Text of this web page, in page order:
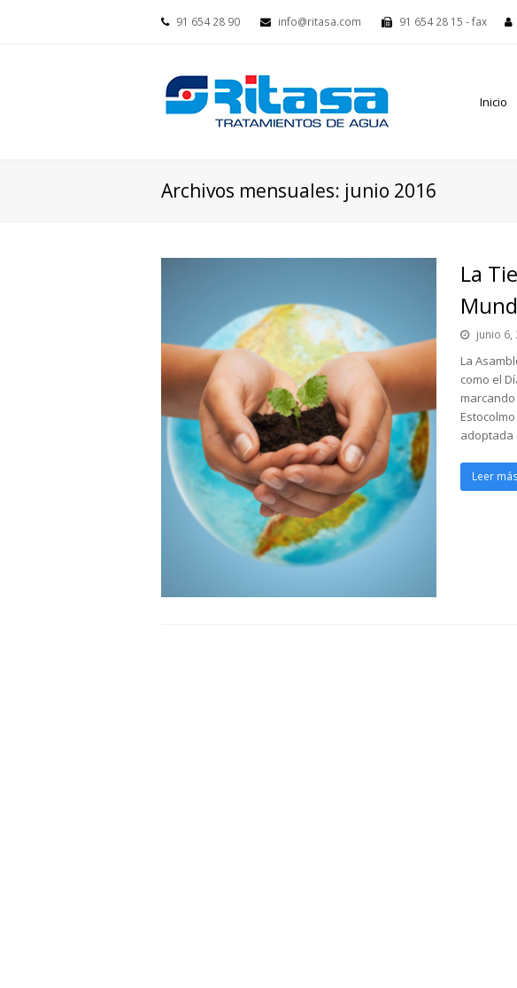
91 654 28 90 info@ritasa.com 91 654 28 15 - fax
Inicio
Archivos mensuales: junio 2016
La
junio 6,
La
como el
adoptada
Leer más